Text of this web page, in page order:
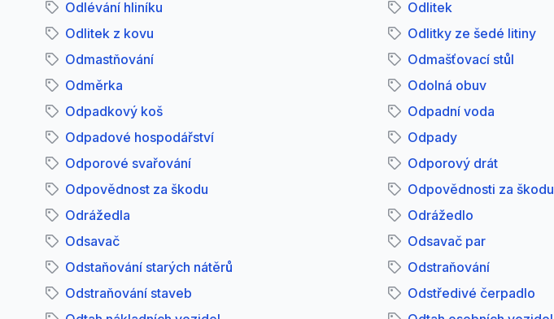
Odlévání hliníku
Odlitek
Odlitek z kovu
Odlitky ze šedé litiny
Odmastňování
Odmašťovací stůl
Odměrka
Odolná obuv
Odpadkový koš
Odpadní voda
Odpadové hospodářství
Odpady
Odporové svařování
Odporový drát
Odpovědnost za škodu
Odpovědnosti za škodu
Odrážedla
Odrážedlo
Odsavač
Odsavač par
Odstaňování starých nátěrů
Odstraňování
Odstraňování staveb
Odstředivé čerpadlo